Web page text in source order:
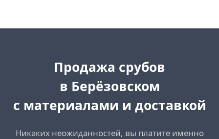
Продажа срубов
в Берёзовском
с материалами и доставкой
Никаких неожиданностей, вы платите именно